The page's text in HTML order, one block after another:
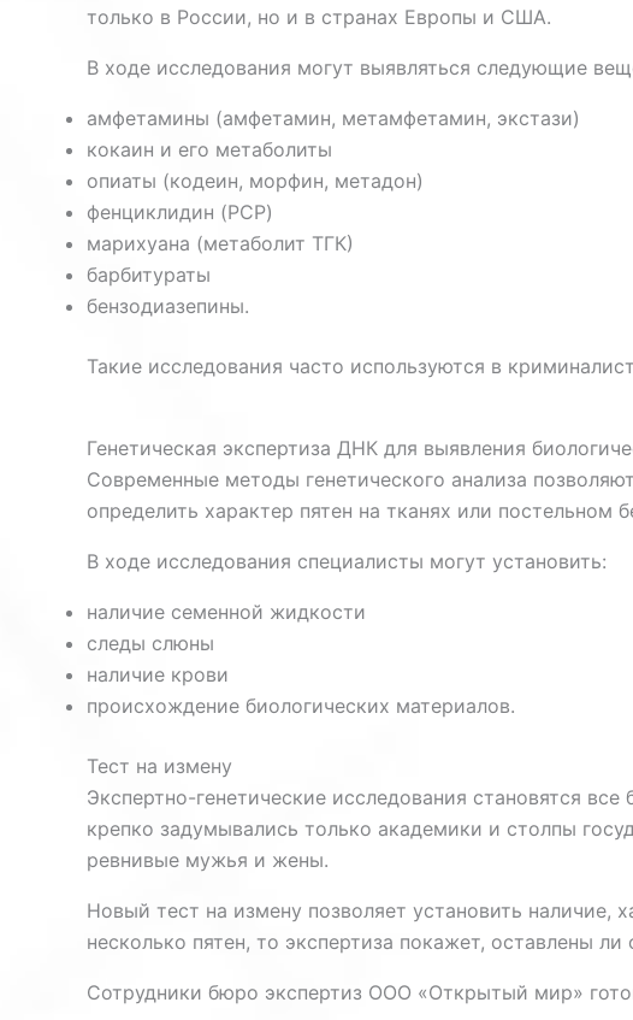
только в России, но и в странах Европы и США.
В ходе исследования могут выявляться следующие
амфетамины (амфетамин, метамфетамин, экстази)
кокаин и его метаболиты
опиаты (кодеин, морфин, метадон)
фенциклидин (PCP)
марихуана (метаболит ТГК)
барбитураты
бензодиазепины.
Такие исследования часто используются в
Генетическая экспертиза ДНК для выявления
Современные методы генетического анализа
определить характер пятен на тканях или постельном
В ходе исследования специалисты могут установить:
наличие семенной жидкости
следы слюны
наличие крови
происхождение биологических материалов.
Тест на измену
Экспертно-генетические исследования становятся
крепко задумывались только академики и столпы
ревнивые мужья и жены.
Новый тест на измену позволяет установить
несколько пятен, то экспертиза покажет, оставлены
Сотрудники бюро экспертиз ООО «Открытый мир»